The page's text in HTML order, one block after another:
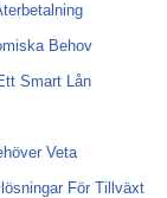
Behov
Smart Lån
Veta
För Tillväxt